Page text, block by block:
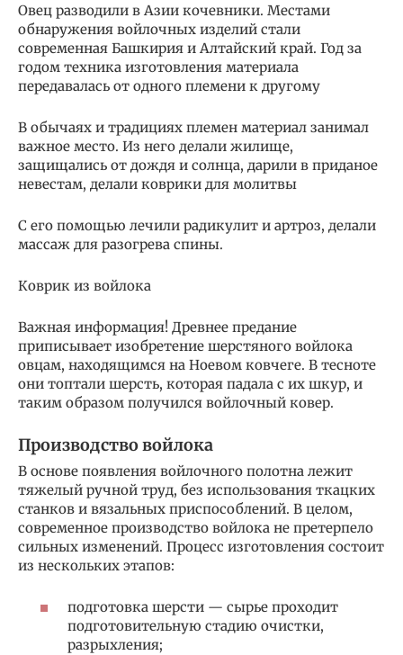
Овец разводили в Азии кочевники. Местами
обнаружения войлочных изделий стали
современная Башкирия и Алтайский край. Год за
годом техника изготовления материала
передавалась от одного племени к другому
В обычаях и традициях племен материал занимал
важное место. Из него делали жилище,
защищались от дождя и солнца, дарили в приданое
невестам, делали коврики для молитвы
С его помощью лечили радикулит и артроз, делали
массаж для разогрева спины.
Коврик из войлока
Важная информация! Древнее предание
приписывает изобретение шерстяного войлока
овцам, находящимся на Ноевом ковчеге. В тесноте
они топтали шерсть, которая падала с их шкур, и
таким образом получился войлочный ковер.
Производство войлока
В основе появления войлочного полотна лежит
тяжелый ручной труд, без использования ткацких
станков и вязальных приспособлений. В целом,
современное производство войлока не претерпело
сильных изменений. Процесс изготовления состоит
из нескольких этапов:
подготовка шерсти — сырье проходит
подготовительную стадию очистки,
разрыхления;